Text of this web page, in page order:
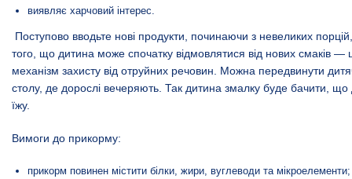
виявляє харчовий інтерес.
Поступово вводьте нові продукти, починаючи з невеликих порцій,
того, що дитина може спочатку відмовлятися від нових смаків —
механізм захисту від отруйних речовин. Можна передвинути
столу, де дорослі вечеряють. Так дитина змалку буде бачити, що
їжу.
Вимоги до прикорму:
прикорм повинен містити білки, жири, вуглеводи та мікроелементи;